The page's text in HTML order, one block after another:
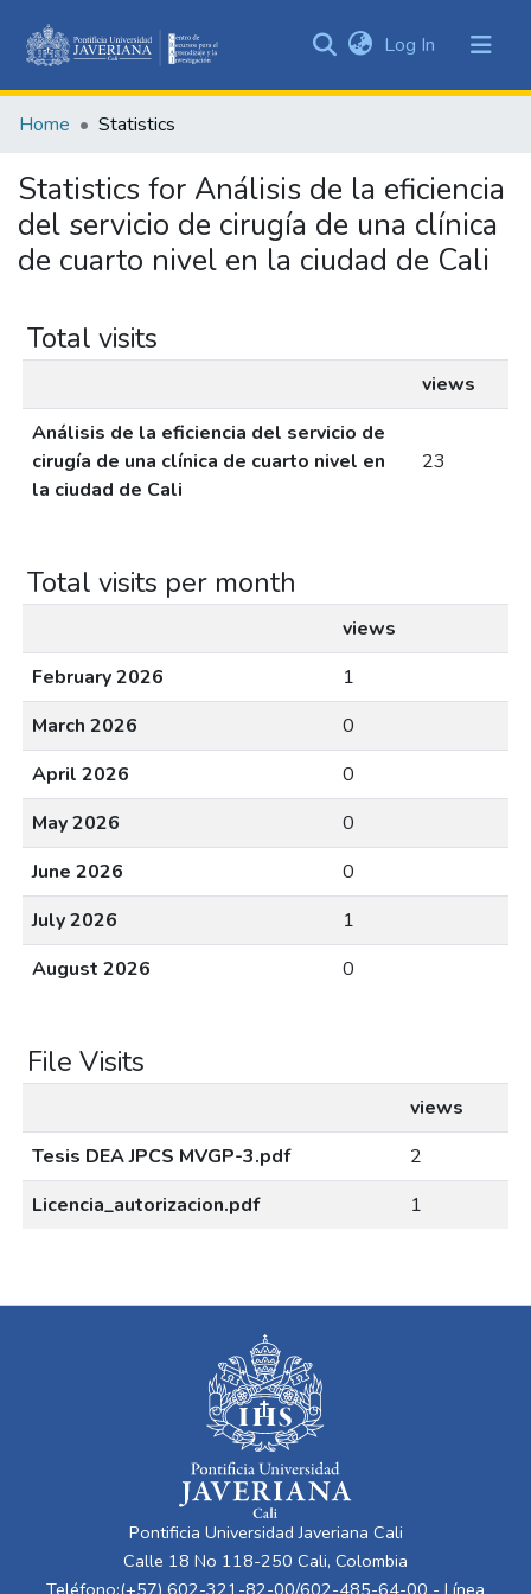
&
All of DSpace
Log In (current)
Home Statistics
Statistics for Análisis de la eficiencia
del servicio de cirugía de una clínica
de cuarto nivel en la ciudad de Cali
Total visits
views
Análisis de la eficiencia del servicio de
cirugía de una clínica de cuarto nivel en
la ciudad de Cali
23
Total visits per month
views
February 2026
1
March 2026
0
April 2026
0
May 2026
0
June 2026
0
July 2026
1
August 2026
0
File Visits
views
Tesis DEA JPCS MVGP-3.pdf
2
Licencia_autorizacion.pdf
1
Pontificia Universidad Javeriana Cali
Calle 18 No 118-250 Cali, Colombia
Teléfono:(+57) 602-321-82-00/602-485-64-00 - Línea